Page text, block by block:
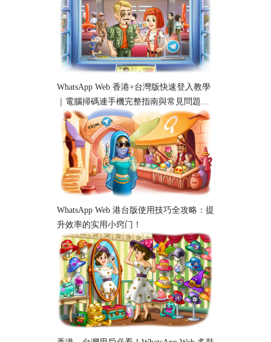
WhatsApp Web 香港+台灣版快速登入教學
｜電腦掃碼連手機完整指南與常見問題解
析
WhatsApp Web 港台版使用技巧全攻略：提
升效率的实用小窍门！